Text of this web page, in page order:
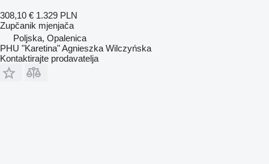
308,10 € 1.329 PLN
Zupčanik mjenjača
Poljska, Opalenica
PHU "Karetina" Agnieszka Wilczyńska
Kontaktirajte prodavatelja